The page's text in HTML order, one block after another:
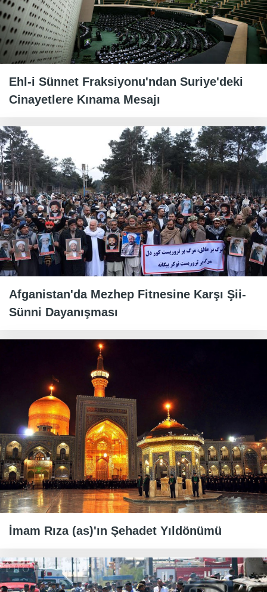
Ehl-i Sünnet Fraksiyonu'ndan Suriye'deki
Cinayetlere Kınama Mesajı
Afganistan'da Mezhep Fitnesine Karşı Şii-
Sünni Dayanışması
İmam Rıza (as)'ın Şehadet Yıldönümü